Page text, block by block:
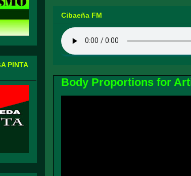
Cibaeña FM
Body Proportions for
PINTA